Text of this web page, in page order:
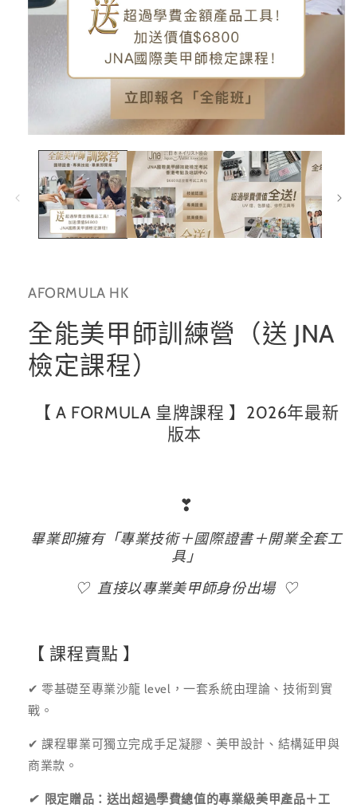
體
案
1
AFORMULA HK
全能美甲師訓練營（送 JNA
檢定課程）
【 A FORMULA 皇牌課程 】2026年最新
版本
❣
畢業即擁有「專業技術＋國際證書＋開業全套工
具」
♡ 直接以專業美甲師身份出場 ♡
【課程賣點 】
✔ 零基礎至專業沙龍 level，一套系統由理論、技術到實
戰。
✔ 課程畢業可獨立完成手足凝膠、美甲設計、結構延甲與
商業款。
✔ 限定贈品：送出超過學費總值的專業級美甲產品＋工